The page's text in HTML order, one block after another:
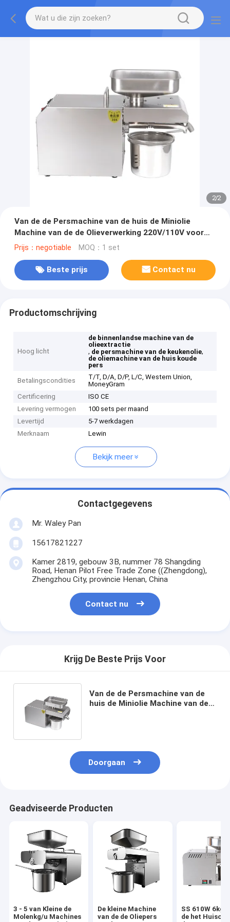
2/2
Van de de Persmachine van de huis de Miniolie
Machine van de de Olieverwerking 220V/110V voor
Pinda
Prijs：negotiable MOQ：1 set
Beste prijs Contact nu
Productomschrijving
Hoog licht
de binnenlandse machine van de
olieextractie
, de persmachine van de keukenolie,
de oliemachine van de huis koude
pers
Betalingscondities
T/T, D/A, D/P, L/C, Western Union,
MoneyGram
Certificering
ISO CE
Levering vermogen
100 sets per maand
Levertijd
5-7 werkdagen
Merknaam
Lewin
Bekijk meer
Contactgegevens
Mr. Waley Pan
15617821227
Kamer 2819, gebouw 3B, nummer 78 Shangding
Road, Henan Pilot Free Trade Zone ((Zhengdong),
Zhengzhou City, provincie Henan, China
Contact nu
Krijg De Beste Prijs Voor
Van de de Persmachine van de
huis de Miniolie Machine van de
Doorgaan
Geadviseerde Producten
3 - 5 van Kleine de
Molenkg/u Machines
De kleine Machine
van de de Oliepers
SS 610W 6kg/
de het